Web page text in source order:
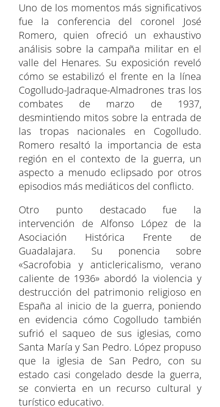
Uno de los momentos más significativos
fue la conferencia del coronel José
Romero, quien ofreció un exhaustivo
análisis sobre la campaña militar en el
valle del Henares. Su exposición reveló
cómo se estabilizó el frente en la línea
Cogolludo-Jadraque-Almadrones tras los
combates de marzo de 1937,
desmintiendo mitos sobre la entrada de
las tropas nacionales en Cogolludo.
Romero resaltó la importancia de esta
región en el contexto de la guerra, un
aspecto a menudo eclipsado por otros
episodios más mediáticos del conflicto.
Otro punto destacado fue la
intervención de Alfonso López de la
Asociación Histórica Frente de
Guadalajara. Su ponencia sobre
«Sacrofobia y anticlericalismo, verano
caliente de 1936» abordó la violencia y
destrucción del patrimonio religioso en
España al inicio de la guerra, poniendo
en evidencia cómo Cogolludo también
sufrió el saqueo de sus iglesias, como
Santa María y San Pedro. López propuso
que la iglesia de San Pedro, con su
estado casi congelado desde la guerra,
se convierta en un recurso cultural y
turístico educativo.